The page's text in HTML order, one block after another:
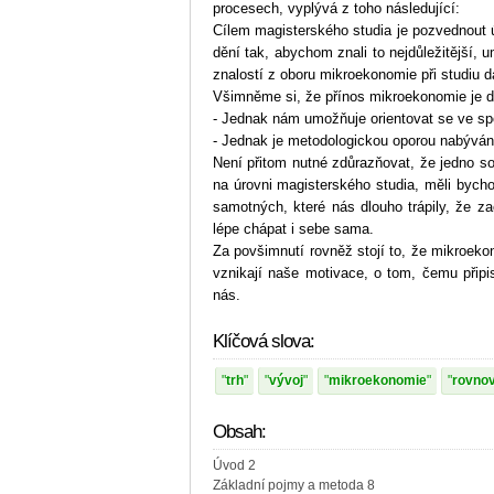
procesech, vyplývá z toho následující:
Cílem magisterského studia je
dění tak, abychom znali to nejdůležitější,
znalostí z oboru mikroekonomie při studiu
Všimněme si, že přínos mikroekonomie je
- Jednak nám umožňuje orientovat se ve
- Jednak je metodologickou oporou
Není přitom nutné zdůrazňovat, že jedno
na úrovni magisterského studia, měli
samotných, které nás dlouho trápily, že
lépe chápat i sebe sama.
Za povšimnutí rovněž stojí to, že
vznikají naše motivace, o tom, čemu
nás.
Klíčová slova:
trh vývoj mikroekonomie
Obsah:
Úvod 2
Základní pojmy a metoda 8